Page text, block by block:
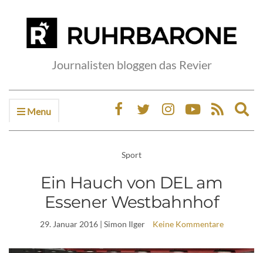
Journalisten bloggen das Revier
Menu
Sport
Ein Hauch von DEL am
Essener Westbahnhof
29. Januar 2016| Simon Ilger Keine Kommentare